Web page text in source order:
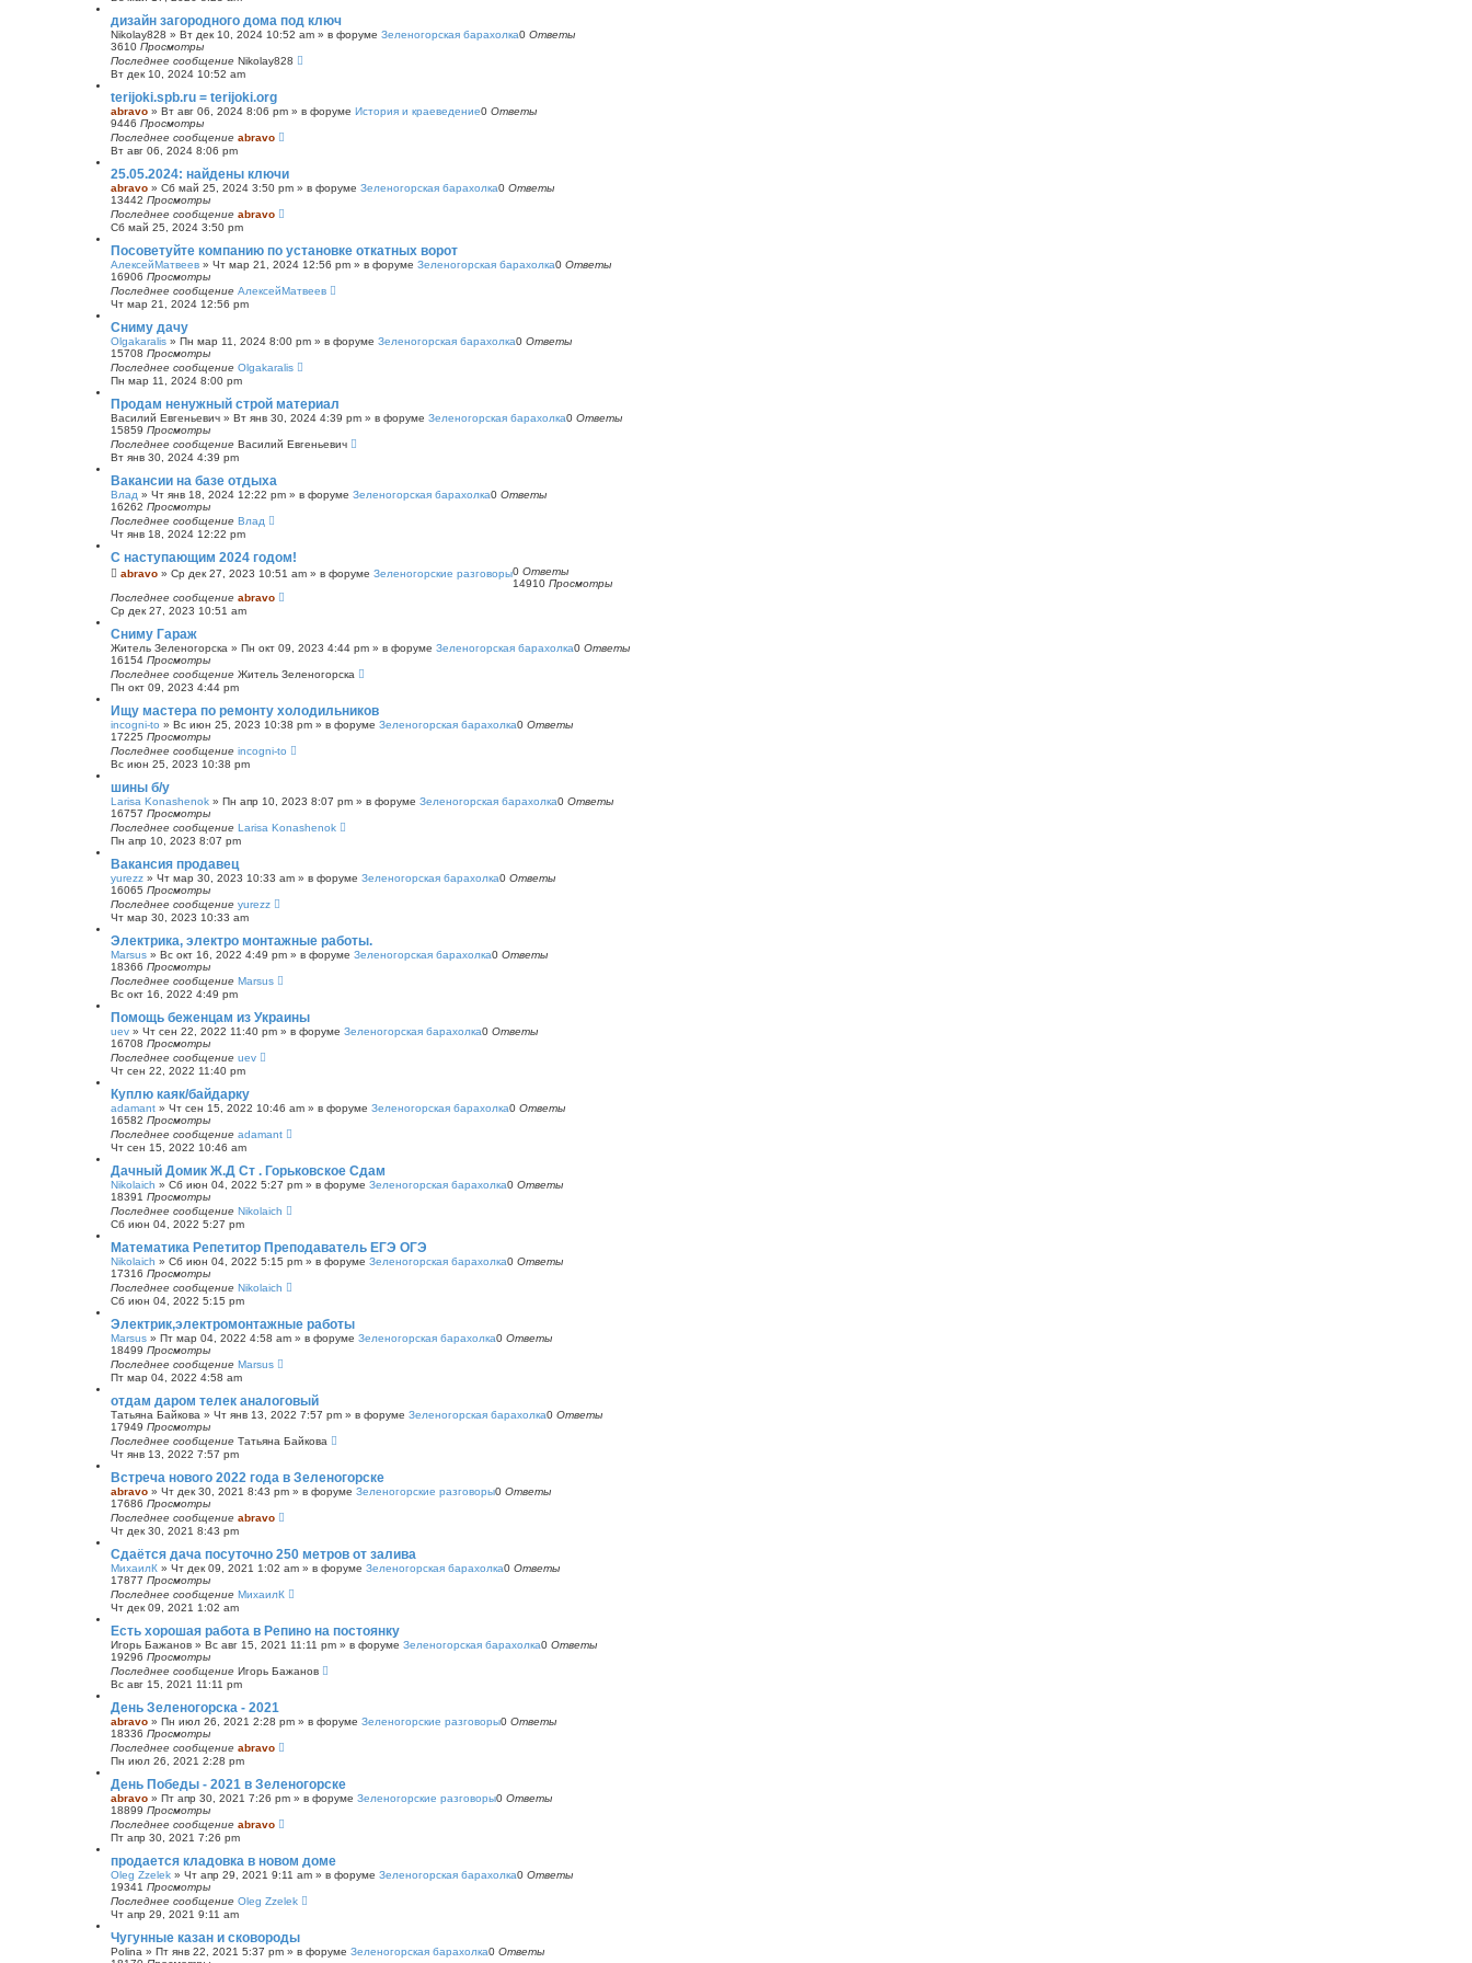
к
дизайн загородного дома под ключ
Nikolay828 » Вт дек 10, 2024 10:52 am » в форуме Зеленогорская барахолка0 Ответы
3610 Просмотры
Последнее сообщение Nikolay828
Вт дек 10, 2024 10:52 am
terijoki.spb.ru = terijoki.org
abravo » Вт авг 06, 2024 8:06 pm » в форуме История и краеведение0 Ответы
9446 Просмотры
Последнее сообщение abravo
Вт авг 06, 2024 8:06 pm
25.05.2024: найдены ключи
abravo » Сб май 25, 2024 3:50 pm » в форуме Зеленогорская барахолка0 Ответы
13442 Просмотры
Последнее сообщение abravo
Сб май 25, 2024 3:50 pm
Посоветуйте компанию по установке откатных ворот
АлексейМатвеев » Чт мар 21, 2024 12:56 pm » в форуме Зеленогорская барахолка0 Ответы
16906 Просмотры
Последнее сообщение АлексейМатвеев
Чт мар 21, 2024 12:56 pm
Сниму дачу
Olgakaralis » Пн мар 11, 2024 8:00 pm » в форуме Зеленогорская барахолка0 Ответы
15708 Просмотры
Последнее сообщение Olgakaralis
Пн мар 11, 2024 8:00 pm
Продам ненужный строй материал
Василий Евгеньевич » Вт янв 30, 2024 4:39 pm » в форуме Зеленогорская барахолка0 Ответы
15859 Просмотры
Последнее сообщение Василий Евгеньевич
Вт янв 30, 2024 4:39 pm
Вакансии на базе отдыха
Влад » Чт янв 18, 2024 12:22 pm » в форуме Зеленогорская барахолка0 Ответы
16262 Просмотры
Последнее сообщение Влад
Чт янв 18, 2024 12:22 pm
С наступающим 2024 годом!
abravo » Ср дек 27, 2023 10:51 am » в форуме Зеленогорские разговоры0 Ответы
14910 Просмотры
Последнее сообщение abravo
Ср дек 27, 2023 10:51 am
Сниму Гараж
Житель Зеленогорска » Пн окт 09, 2023 4:44 pm » в форуме Зеленогорская барахолка0 Ответы
16154 Просмотры
Последнее сообщение Житель Зеленогорска
Пн окт 09, 2023 4:44 pm
Ищу мастера по ремонту холодильников
incogni-to » Вс июн 25, 2023 10:38 pm » в форуме Зеленогорская барахолка0 Ответы
17225 Просмотры
Последнее сообщение incogni-to
Вс июн 25, 2023 10:38 pm
шины б/у
Larisa Konashenok » Пн апр 10, 2023 8:07 pm » в форуме Зеленогорская барахолка0 Ответы
16757 Просмотры
Последнее сообщение Larisa Konashenok
Пн апр 10, 2023 8:07 pm
Вакансия продавец
yurezz » Чт мар 30, 2023 10:33 am » в форуме Зеленогорская барахолка0 Ответы
16065 Просмотры
Последнее сообщение yurezz
Чт мар 30, 2023 10:33 am
Электрика, электро монтажные работы.
Marsus » Вс окт 16, 2022 4:49 pm » в форуме Зеленогорская барахолка0 Ответы
18366 Просмотры
Последнее сообщение Marsus
Вс окт 16, 2022 4:49 pm
Помощь беженцам из Украины
uev » Чт сен 22, 2022 11:40 pm » в форуме Зеленогорская барахолка0 Ответы
16708 Просмотры
Последнее сообщение uev
Чт сен 22, 2022 11:40 pm
Куплю каяк/байдарку
adamant » Чт сен 15, 2022 10:46 am » в форуме Зеленогорская барахолка0 Ответы
16582 Просмотры
Последнее сообщение adamant
Чт сен 15, 2022 10:46 am
Дачный Домик Ж.Д Ст . Горьковское Сдам
Nikolaich » Сб июн 04, 2022 5:27 pm » в форуме Зеленогорская барахолка0 Ответы
18391 Просмотры
Последнее сообщение Nikolaich
Сб июн 04, 2022 5:27 pm
Математика Репетитор Преподаватель ЕГЭ ОГЭ
Nikolaich » Сб июн 04, 2022 5:15 pm » в форуме Зеленогорская барахолка0 Ответы
17316 Просмотры
Последнее сообщение Nikolaich
Сб июн 04, 2022 5:15 pm
Электрик,электромонтажные работы
Marsus » Пт мар 04, 2022 4:58 am » в форуме Зеленогорская барахолка0 Ответы
18499 Просмотры
Последнее сообщение Marsus
Пт мар 04, 2022 4:58 am
отдам даром телек аналоговый
Татьяна Байкова » Чт янв 13, 2022 7:57 pm » в форуме Зеленогорская барахолка0 Ответы
17949 Просмотры
Последнее сообщение Татьяна Байкова
Чт янв 13, 2022 7:57 pm
Встреча нового 2022 года в Зеленогорске
abravo » Чт дек 30, 2021 8:43 pm » в форуме Зеленогорские разговоры0 Ответы
17686 Просмотры
Последнее сообщение abravo
Чт дек 30, 2021 8:43 pm
Сдаётся дача посуточно 250 метров от залива
МихаилК » Чт дек 09, 2021 1:02 am » в форуме Зеленогорская барахолка0 Ответы
17877 Просмотры
Последнее сообщение МихаилК
Чт дек 09, 2021 1:02 am
Есть хорошая работа в Репино на постоянку
Игорь Бажанов » Вс авг 15, 2021 11:11 pm » в форуме Зеленогорская барахолка0 Ответы
19296 Просмотры
Последнее сообщение Игорь Бажанов
Вс авг 15, 2021 11:11 pm
День Зеленогорска - 2021
abravo » Пн июл 26, 2021 2:28 pm » в форуме Зеленогорские разговоры0 Ответы
18336 Просмотры
Последнее сообщение abravo
Пн июл 26, 2021 2:28 pm
День Победы - 2021 в Зеленогорске
abravo » Пт апр 30, 2021 7:26 pm » в форуме Зеленогорские разговоры0 Ответы
18899 Просмотры
Последнее сообщение abravo
Пт апр 30, 2021 7:26 pm
продается кладовка в новом доме
Oleg Zzelek » Чт апр 29, 2021 9:11 am » в форуме Зеленогорская барахолка0 Ответы
19341 Просмотры
Последнее сообщение Oleg Zzelek
Чт апр 29, 2021 9:11 am
Чугунные казан и сковороды
Polina » Пт янв 22, 2021 5:37 pm » в форуме Зеленогорская барахолка0 Ответы